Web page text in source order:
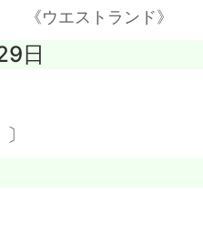
《ウエストランド》
日